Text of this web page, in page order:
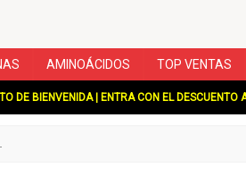
AMINOÁCIDOS TOP VENTAS
DE BIENVENIDA | ENTRA CON EL DESCUENTO